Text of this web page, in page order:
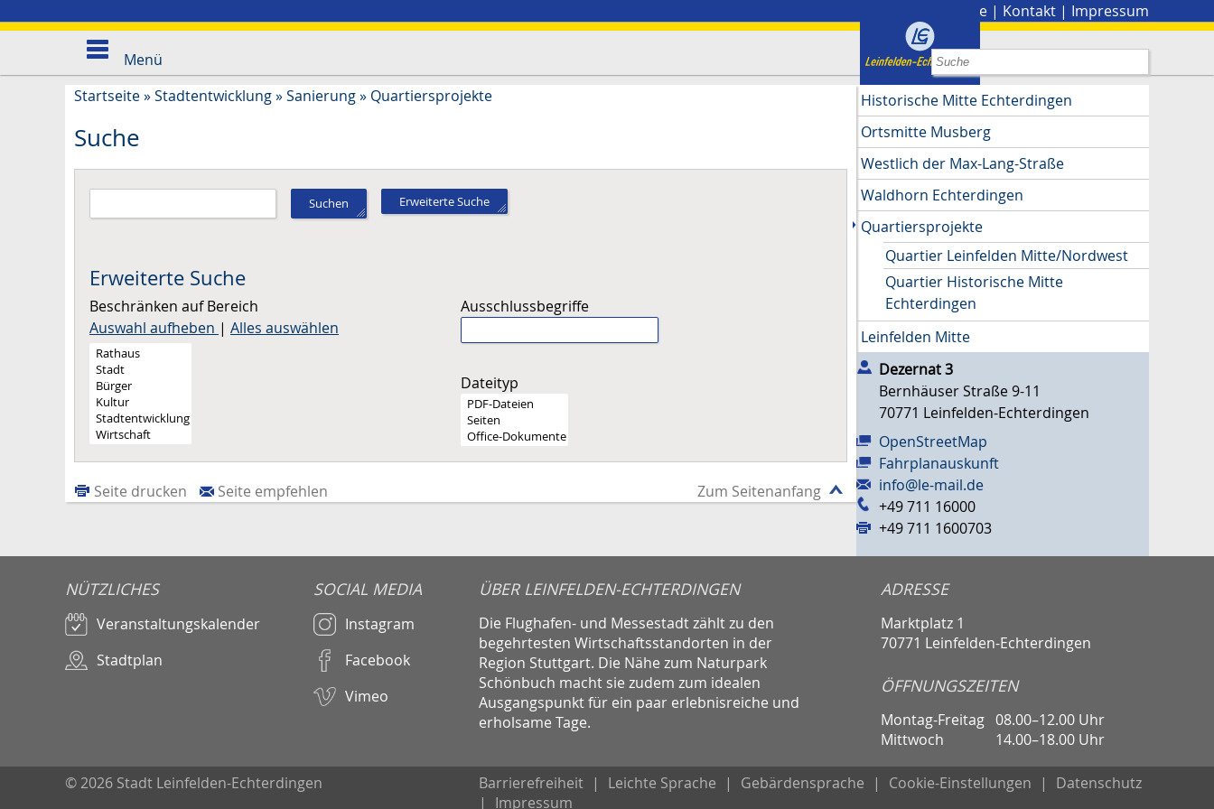
Presse | Kontakt | Impressum
Menü
Startseite»Stadtentwicklung»Sanierung» Quartiersprojekte
Suche
Suchen Erweiterte Suche
Erweiterte Suche
Beschränken auf Bereich
Auswahl aufheben | Alles auswählen
Ausschlussbegriffe
Dateityp
Zum Seitenanfang
Seite drucken Seite empfehlen
Historische Mitte Echterdingen
Ortsmitte Musberg
Westlich der Max-Lang-Straße
Waldhorn Echterdingen
Quartiersprojekte
Quartier Leinfelden Mitte/Nordwest
Quartier Historische Mitte
Echterdingen
Leinfelden Mitte
Dezernat 3
Bernhäuser Straße 9-11
70771 Leinfelden-Echterdingen
OpenStreetMap
Fahrplanauskunft
info@le-mail.de
+49 711 16000
+49 711 1600703
NÜTZLICHES
Veranstaltungskalender
Stadtplan
SOCIAL MEDIA
Instagram
Facebook
Vimeo
ÜBER LEINFELDEN-ECHTERDINGEN
Die Flughafen- und Messestadt zählt zu den
begehrtesten Wirtschaftsstandorten in der
Region Stuttgart. Die Nähe zum Naturpark
Schönbuch macht sie zudem zum idealen
Ausgangspunkt für ein paar erlebnisreiche und
erholsame Tage.
ADRESSE
Marktplatz 1
70771 Leinfelden-Echterdingen
ÖFFNUNGSZEITEN
Montag-Freitag 08.00–12.00 Uhr
Mittwoch
14.00–18.00 Uhr
© 2026 Stadt Leinfelden-Echterdingen Barrierefreiheit | Leichte Sprache | Gebärdensprache | Cookie-Einstellungen |
Datenschutz
|
Impressum